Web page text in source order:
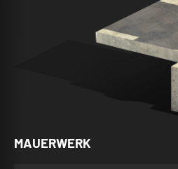
MAUERWERK